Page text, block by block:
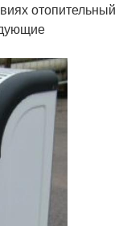
отопительный